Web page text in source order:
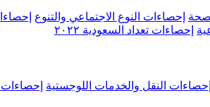
إحصاءات النوع الاجتماعي والتنوع
إحصاءات تعداد السعودية ٢٠٢٢
إحصاءات النقل والخدمات اللوجستية إحصاءات